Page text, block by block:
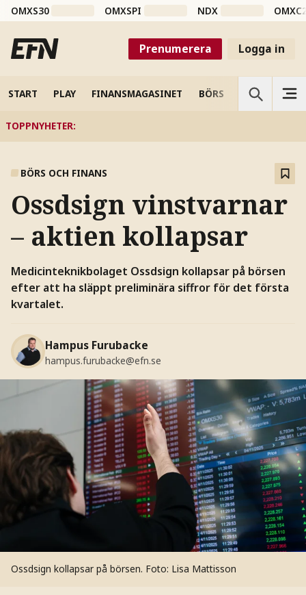
OMXS30 OMXSPI NDX
Prenumerera Logga in
START PLAY FINANSMAGASINET BÖRS VETENSKAP
TOPPNYHETER:
BÖRS OCH FINANS
Ossdsign vinstvarnar
– aktien kollapsar
Medicinteknikbolaget Ossdsign kollapsar på börsen
efter att ha släppt preliminära siffror för det första
kvartalet.
Hampus Furubacke
hampus.furubacke@efn.se
Ossdsign kollapsar på börsen. Foto: Lisa Mattisson